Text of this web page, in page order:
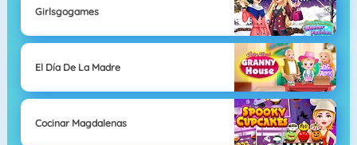
Girlsgogames
El Día De La Madre
Cocinar Magdalenas